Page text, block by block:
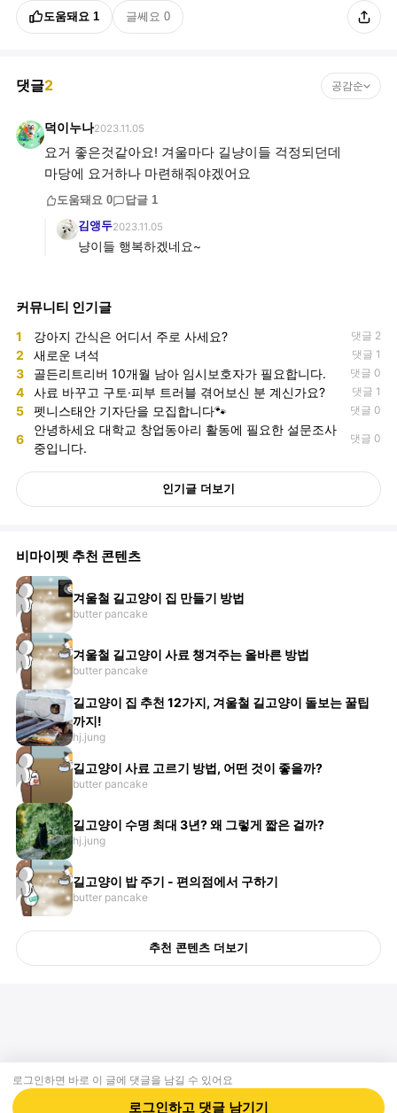
도움돼요 1 글쎄요 0
댓글2 공감순
덕이누나2023.11.05
요거 좋은것같아요! 겨울마다 길냥이들 걱정되던데
마당에 요거하나 마련해줘야겠어요
도움돼요 0 답글 1
김앵두2023.11.05
냥이들 행복하겠네요~
커뮤니티 인기글
1 강아지 간식은 어디서 주로 사세요? 댓글 2
2 새로운 녀석 댓글 1
3 골든리트리버 10개월 남아 임시보호자가 필요합니다. 댓글 0
4 사료 바꾸고 구토·피부 트러블 겪어보신 분 계신가요? 댓글 1
5 펫니스태안 기자단을 모집합니다🐾 댓글 0
6
안녕하세요 대학교 창업동아리 활동에 필요한 설문조사
중입니다.
댓글 0
인기글 더보기
비마이펫 추천 콘텐츠
겨울철 길고양이 집 만들기 방법
butter pancake
겨울철 길고양이 사료 챙겨주는 올바른 방법
butter pancake
길고양이 집 추천 12가지, 겨울철 길고양이 돌보는 꿀팁
까지!
hj.jung
길고양이 사료 고르기 방법, 어떤 것이 좋을까?
butter pancake
길고양이 수명 최대 3년? 왜 그렇게 짧은 걸까?
hj.jung
길고양이 밥 주기 - 편의점에서 구하기
butter pancake
추천 콘텐츠 더보기
로그인하면 바로 이 글에 댓글을 남길 수 있어요
로그인하고 댓글 남기기